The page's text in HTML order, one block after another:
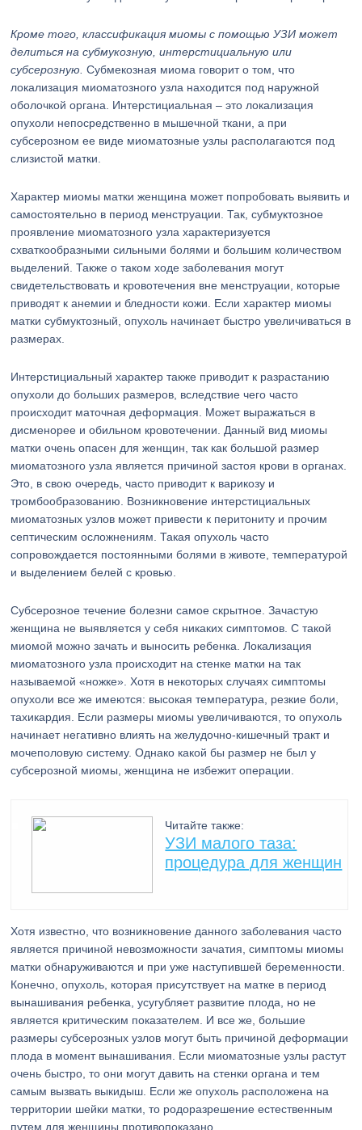
Кроме того, классификация миомы с помощью УЗИ может
делиться на субмукозную, интерстициальную или
субсерозную.Субмекозная миома говорит о том, что
локализация миоматозного узла находится под наружной
оболочкой органа. Интерстициальная – это локализация
опухоли непосредственно в мышечной ткани, а при
субсерозном ее виде миоматозные узлы располагаются под
слизистой матки.
Характер миомы матки женщина может попробовать выявить и
самостоятельно в период менструации. Так, субмуктозное
проявление миоматозного узла характеризуется
схваткообразными сильными болями и большим количеством
выделений. Также о таком ходе заболевания могут
свидетельствовать и кровотечения вне менструации, которые
приводят к анемии и бледности кожи. Если характер миомы
матки субмуктозный, опухоль начинает быстро увеличиваться в
размерах.
Интерстициальный характер также приводит к разрастанию
опухоли до больших размеров, вследствие чего часто
происходит маточная деформация. Может выражаться в
дисменорее и обильном кровотечении. Данный вид миомы
матки очень опасен для женщин, так как большой размер
миоматозного узла является причиной застоя крови в органах.
Это, в свою очередь, часто приводит к варикозу и
тромбообразованию. Возникновение интерстициальных
миоматозных узлов может привести к перитониту и прочим
септическим осложнениям. Такая опухоль часто
сопровождается постоянными болями в животе, температурой
и выделением белей с кровью.
Субсерозное течение болезни самое скрытное. Зачастую
женщина не выявляется у себя никаких симптомов. С такой
миомой можно зачать и выносить ребенка. Локализация
миоматозного узла происходит на стенке матки на так
называемой «ножке». Хотя в некоторых случаях симптомы
опухоли все же имеются: высокая температура, резкие боли,
тахикардия. Если размеры миомы увеличиваются, то опухоль
начинает негативно влиять на желудочно-кишечный тракт и
мочеполовую систему. Однако какой бы размер не был у
субсерозной миомы, женщина не избежит операции.
Читайте также:
УЗИ малого таза:
процедура для женщин
Хотя известно, что возникновение данного заболевания часто
является причиной невозможности зачатия, симптомы миомы
матки обнаруживаются и при уже наступившей беременности.
Конечно, опухоль, которая присутствует на матке в период
вынашивания ребенка, усугубляет развитие плода, но не
является критическим показателем. И все же, большие
размеры субсерозных узлов могут быть причиной деформации
плода в момент вынашивания. Если миоматозные узлы растут
очень быстро, то они могут давить на стенки органа и тем
самым вызвать выкидыш. Если же опухоль расположена на
территории шейки матки, то родоразрешение естественным
путем для женщины противопоказано.